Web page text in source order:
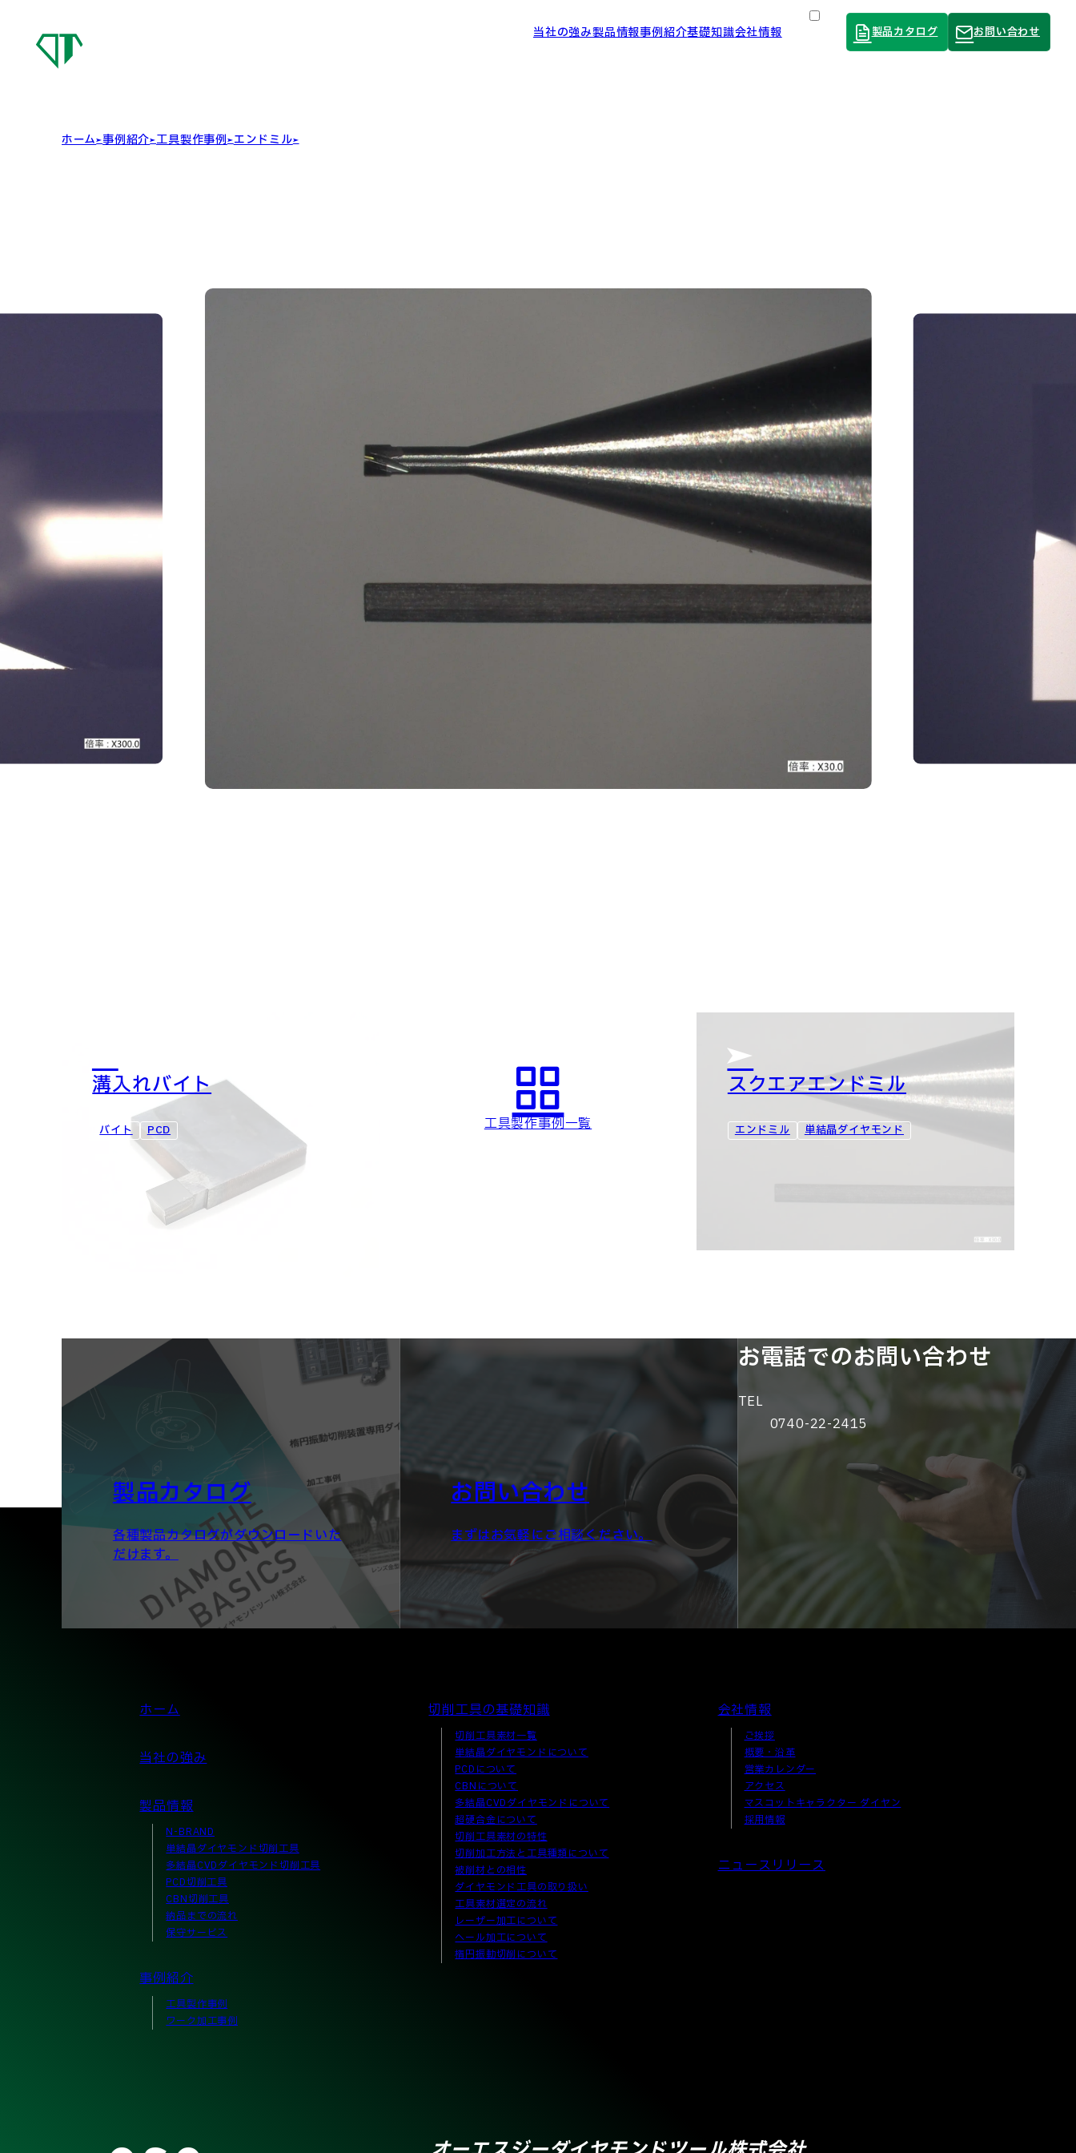
DIAMOND
当社の強み製品情報事例紹介基礎知識会社情報 製品カタログ お問い合わせ
ホーム 事例紹介 工具製作事例 エンドミル 2枚刃スクエアエ...
工具製作事例一覧
溝入れバイト
バイト PCD
スクエアエンドミル
エンドミル 単結晶ダイヤモンド
製品カタログ
各種製品カタログがダウンロードいた
だけます。
お問い合わせ
まずはお気軽にご相談ください。
お電話でのお問い合わせ
TEL
0740-22-2415
ホーム
当社の強み
製品情報
N-BRAND
単結晶ダイヤモンド切削工具
多結晶CVDダイヤモンド切削工具
PCD切削工具
CBN切削工具
納品までの流れ
保守サービス
事例紹介
工具製作事例
ワーク加工事例
切削工具の基礎知識
切削工具素材一覧
単結晶ダイヤモンドについて
PCDについて
CBNについて
多結晶CVDダイヤモンドについて
超硬合金について
切削工具素材の特性
切削加工方法と工具種類について
被削材との相性
ダイヤモンド工具の取り扱い
工具素材選定の流れ
レーザー加工について
ヘール加工について
楕円振動切削について
会社情報
ご挨拶
概要・沿革
営業カレンダー
アクセス
マスコットキャラクター ダイヤン
採用情報
ニュースリリース